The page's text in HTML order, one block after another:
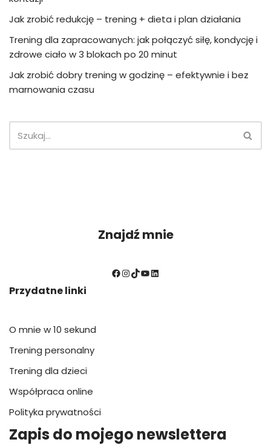
Jak zrobić redukcję – trening + dieta i plan działania
Trening dla zapracowanych: jak połączyć siłę, kondycję i
zdrowe ciało w 3 blokach po 20 minut
Jak zrobić dobry trening w godzinę – efektywnie i bez
marnowania czasu
Znajdź mnie
Przydatne linki
O mnie w 10 sekund
Trening personalny
Trening dla dzieci
Współpraca online
Polityka prywatności
Zapis do mojego newslettera